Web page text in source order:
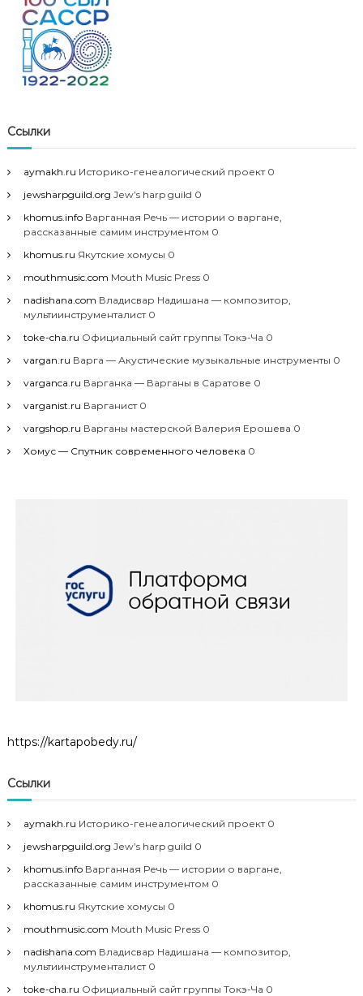
Ссылки
aymakh.ru Историко-генеалогический проект 0
jewsharpguild.org Jew’s harp guild 0
khomus.infoВарганная Речь — истории о варгане,
рассказанные самим инструментом 0
khomus.ru Якутские хомусы 0
mouthmusic.com Mouth Music Press 0
nadishana.com Владисвар Надишана — композитор,
мультиинструменталист 0
toke-cha.ru Официальный сайт группы Токэ-Ча 0
vargan.ru Варга — Акустические музыкальные инструменты 0
varganca.ru Варганка — Варганы в Саратове 0
varganist.ru Варганист 0
vargshop.ru Варганы мастерской Валерия Ерошева 0
Хомус — Спутник современного человека 0
https://kartapobedy.ru/
Ссылки
aymakh.ru Историко-генеалогический проект 0
jewsharpguild.org Jew’s harp guild 0
khomus.infoВарганная Речь — истории о варгане,
рассказанные самим инструментом 0
khomus.ru Якутские хомусы 0
mouthmusic.com Mouth Music Press 0
nadishana.com Владисвар Надишана — композитор,
мультиинструменталист 0
toke-cha.ru Официальный сайт группы Токэ-Ча 0